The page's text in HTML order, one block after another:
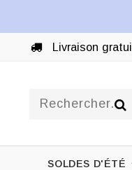
Livraison
SOLDES D'ÉTÉ